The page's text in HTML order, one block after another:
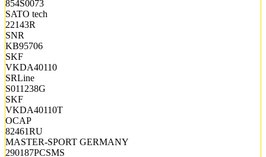
854S0073
SATO tech
22143R
SNR
KB95706
SKF
VKDA40110
SRLine
S011238G
SKF
VKDA40110T
OCAP
82461RU
MASTER-SPORT GERMANY
290187PCSMS